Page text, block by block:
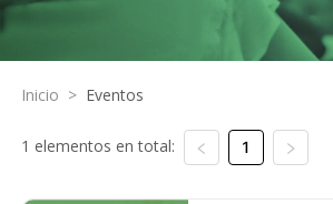
Inicio > Eventos
1 elementos en total: 1